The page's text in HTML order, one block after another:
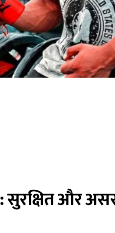
: सुरक्षित और